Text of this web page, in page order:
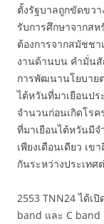
ตั้งรัฐบาลถูกขัดขว
รับการศึกษาจากสห
ต้องการจากสมัชช
งานด้านบน คำมั่นสั
การพัฒนานโยบาย
ไต้หวันที่มาเยือนป
จำนวนก่อนเกิดโร
ที่มาเยือนไต้หวันมี
เพียงเดือนเดียว เ
กันระหว่างประเทศ
2553 TNN24 ได้เ
band และ C